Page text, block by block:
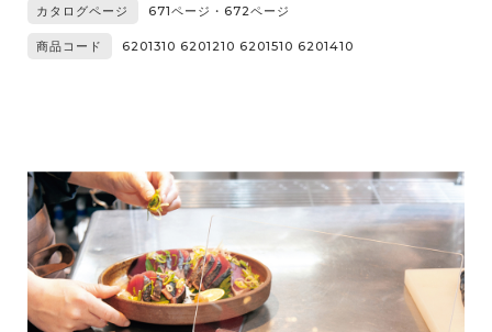
カタログページ 671ページ・672ページ
商品コード 6201310 6201210 6201510 6201410